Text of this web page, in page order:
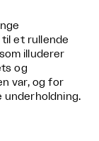
til et rullende
illuderer
og
var, og for
underholdning.